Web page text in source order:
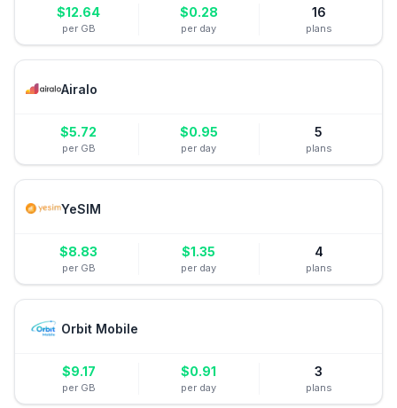
$12.64
per GB
$0.28
per day
16
plans
Airalo
$5.72
per GB
$0.95
per day
5
plans
YeSIM
$8.83
per GB
$1.35
per day
4
plans
Orbit Mobile
$9.17
per GB
$0.91
per day
3
plans